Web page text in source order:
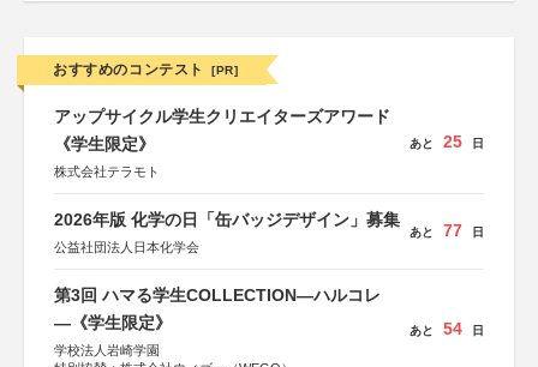
おすすめのコンテスト [PR]
アップサイクル学生クリエイターズアワード
《学生限定》
株式会社テラモト
あと 25 日
2026年版 化学の日「缶バッジデザイン」募集
公益社団法人日本化学会
あと 77 日
第3回 ハマる学生COLLECTION―ハルコレ
―《学生限定》
学校法人岩崎学園
あと 54 日